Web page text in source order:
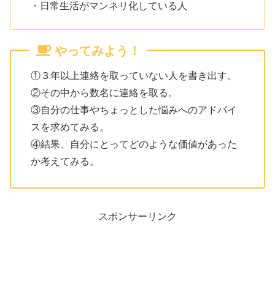
・日常生活がマンネリ化している人
やってみよう！
①３年以上連絡を取っていない人を書き出す。
②その中から数名に連絡を取る。
③自分の仕事やちょっとした悩みへのアドバイ
スを求めてみる。
④結果、自分にとってどのような価値があった
か考えてみる。
スポンサーリンク